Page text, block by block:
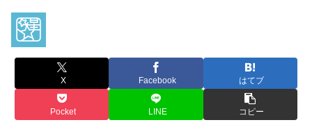
X Facebook はてブ
Pocket LINE コピー